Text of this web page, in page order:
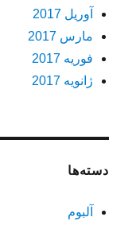
آوریل 2017
مارس 2017
فوریه 2017
ژانویه 2017
دسته‌ها
آلبوم